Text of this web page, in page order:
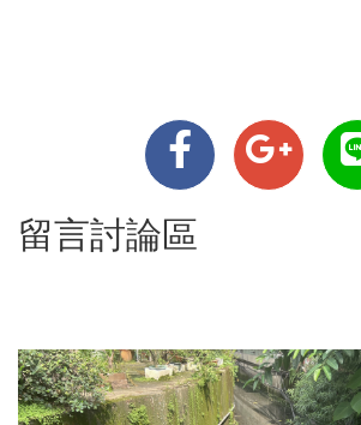
留言討論區